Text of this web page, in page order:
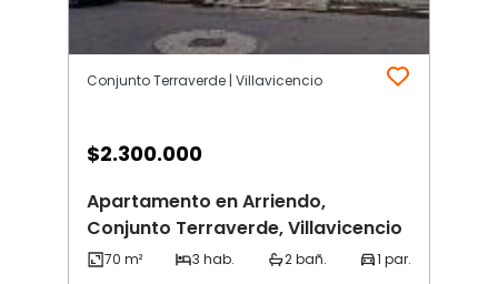
Conjunto Terraverde | Villavicencio
$2.300.000
Apartamento en Arriendo,
Conjunto Terraverde, Villavicencio